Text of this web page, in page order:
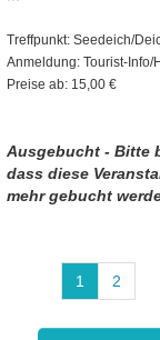
Treffpunkt: Seedeich/
Anmeldung: Tourist-Info/
Preise ab: 15,00 €
Ausgebucht - Bitte
dass diese
mehr gebucht
1 2